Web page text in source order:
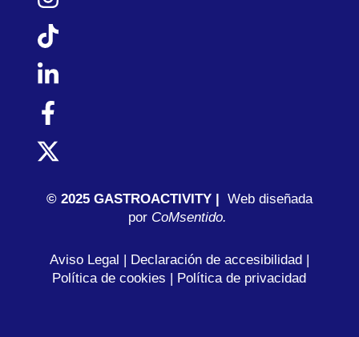
© 2025 GASTROACTIVITY | Web diseñada
porCoMsentido.
Aviso Legal | Declaración de accesibilidad|
Política de cookies | Política de privacidad